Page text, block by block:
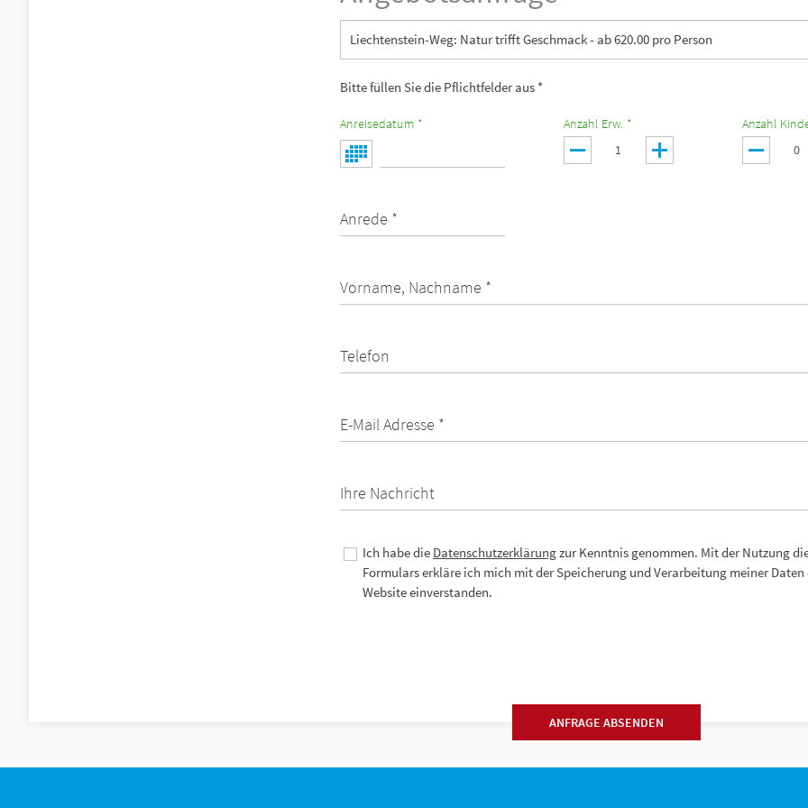
Liechtenstein-Weg: Natur trifft Geschmack - ab 620.00 pro Person
Bitte füllen Sie die Pflichtfelder aus *
Anreisedatum * Anzahl Erw. * Anzahl
Anrede *
Vorname, Nachname *
Telefon
E-Mail Adresse *
Ihre Nachricht
Ich habe die Datenschutzerklärung zur Kenntnis genommen. Mit der Nutzung
Formulars erkläre ich mich mit der Speicherung und Verarbeitung meiner Daten
Website einverstanden.
ANFRAGE ABSENDEN